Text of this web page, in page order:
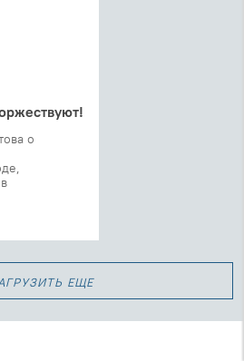
о
еще